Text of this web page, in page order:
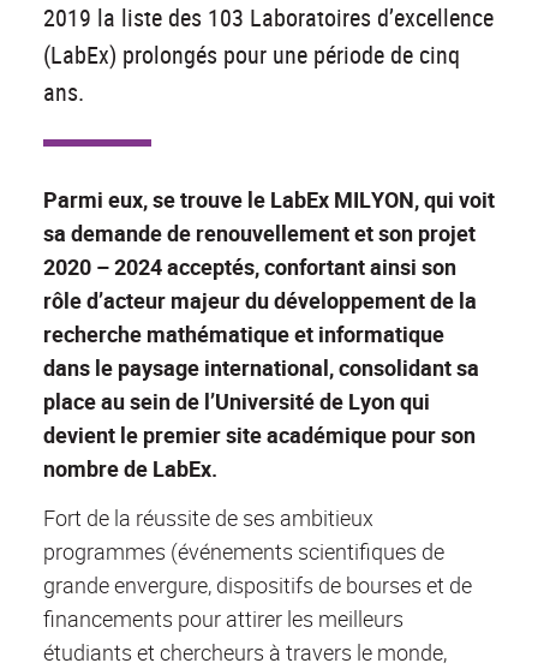
2019 la liste des 103 Laboratoires d’excellence
(LabEx) prolongés pour une période de cinq
ans.
Parmi eux, se trouve le LabEx MILYON, qui voit
sa demande de renouvellement et son projet
2020 – 2024 acceptés, confortant ainsi son
rôle d’acteur majeur du développement de la
recherche mathématique et informatique
dans le paysage international, consolidant sa
place au sein de l’Université de Lyon qui
devient le premier site académique pour son
nombre de LabEx.
Fort de la réussite de ses ambitieux
programmes (événements scientifiques de
grande envergure, dispositifs de bourses et de
financements pour attirer les meilleurs
étudiants et chercheurs à travers le monde,